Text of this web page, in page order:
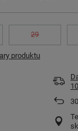
29
produktu
30